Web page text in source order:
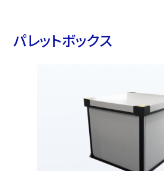
パレットボックス